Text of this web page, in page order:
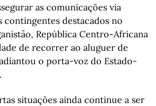
as comunicações via
contingentes destacados no
República Centro-Africana
de recorrer ao aluguer de
o porta-voz do Estado-
situações ainda continue a ser